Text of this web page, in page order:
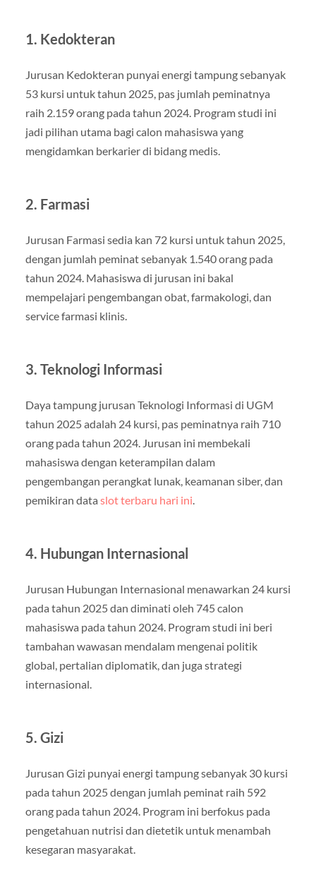
1. Kedokteran
Jurusan Kedokteran punyai energi tampung sebanyak
53 kursi untuk tahun 2025, pas jumlah peminatnya
raih 2.159 orang pada tahun 2024. Program studi ini
jadi pilihan utama bagi calon mahasiswa yang
mengidamkan berkarier di bidang medis.
2. Farmasi
Jurusan Farmasi sedia kan 72 kursi untuk tahun 2025,
dengan jumlah peminat sebanyak 1.540 orang pada
tahun 2024. Mahasiswa di jurusan ini bakal
mempelajari pengembangan obat, farmakologi, dan
service farmasi klinis.
3. Teknologi Informasi
Daya tampung jurusan Teknologi Informasi di UGM
tahun 2025 adalah 24 kursi, pas peminatnya raih 710
orang pada tahun 2024. Jurusan ini membekali
mahasiswa dengan keterampilan dalam
pengembangan perangkat lunak, keamanan siber, dan
pemikiran data slot terbaru hari ini
4. Hubungan Internasional
Jurusan Hubungan Internasional menawarkan 24 kursi
pada tahun 2025 dan diminati oleh 745 calon
mahasiswa pada tahun 2024. Program studi ini beri
tambahan wawasan mendalam mengenai politik
global, pertalian diplomatik, dan juga strategi
internasional.
5. Gizi
Jurusan Gizi punyai energi tampung sebanyak 30 kursi
pada tahun 2025 dengan jumlah peminat raih 592
orang pada tahun 2024. Program ini berfokus pada
pengetahuan nutrisi dan dietetik untuk menambah
kesegaran masyarakat.